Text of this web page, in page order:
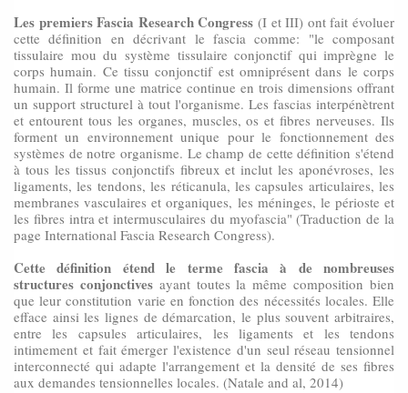
Les premiers Fascia Research Congress (I et III) ont fait évoluer
cette définition en décrivant le fascia comme: "le composant
tissulaire mou du système tissulaire conjonctif qui imprègne le
corps humain. Ce tissu conjonctif est omniprésent dans le corps
humain. Il forme une matrice continue en trois dimensions offrant
un support structurel à tout l'organisme. Les fascias interpénètrent
et entourent tous les organes, muscles, os et fibres nerveuses. Ils
forment un environnement unique pour le fonctionnement des
systèmes de notre organisme. Le champ de cette définition s'étend
à tous les tissus conjonctifs fibreux et inclut les aponévroses, les
ligaments, les tendons, les réticanula, les capsules articulaires, les
membranes vasculaires et organiques, les méninges, le périoste et
les fibres intra et intermusculaires du myofascia" (Traduction de la
page International Fascia Research Congress).
Cette définition étend le terme fascia à de nombreuses
structures conjonctivesayant toutes la même composition bien
que leur constitution varie en fonction des nécessités locales. Elle
efface ainsi les lignes de démarcation, le plus souvent arbitraires,
entre les capsules articulaires, les ligaments et les tendons
intimement et fait émerger l'existence d'un seul réseau tensionnel
interconnecté qui adapte l'arrangement et la densité de ses fibres
aux demandes tensionnelles locales. (Natale and al, 2014)